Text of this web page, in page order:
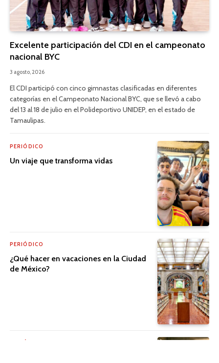
Excelente participación del CDI en el campeonato
nacional BYC
3 agosto, 2026
El CDI participó con cinco gimnastas clasificadas en diferentes
categorías en el Campeonato Nacional BYC, que se llevó a cabo
del 13 al 18 de julio en el Polideportivo UNIDEP, en el estado de
Tamaulipas.
PERIÓDICO
Un viaje que transforma vidas
PERIÓDICO
¿Qué hacer en vacaciones en la Ciudad
de México?
PERIÓDICO